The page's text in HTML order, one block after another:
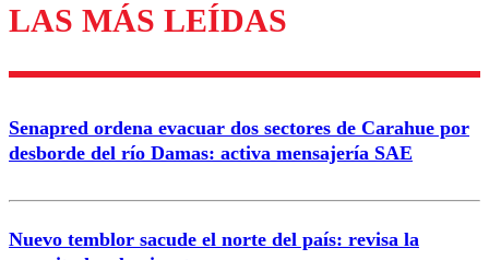
LAS MÁS LEÍDAS
Senapred ordena evacuar dos sectores de Carahue por
desborde del río Damas: activa mensajería SAE
Nuevo temblor sacude el norte del país: revisa la